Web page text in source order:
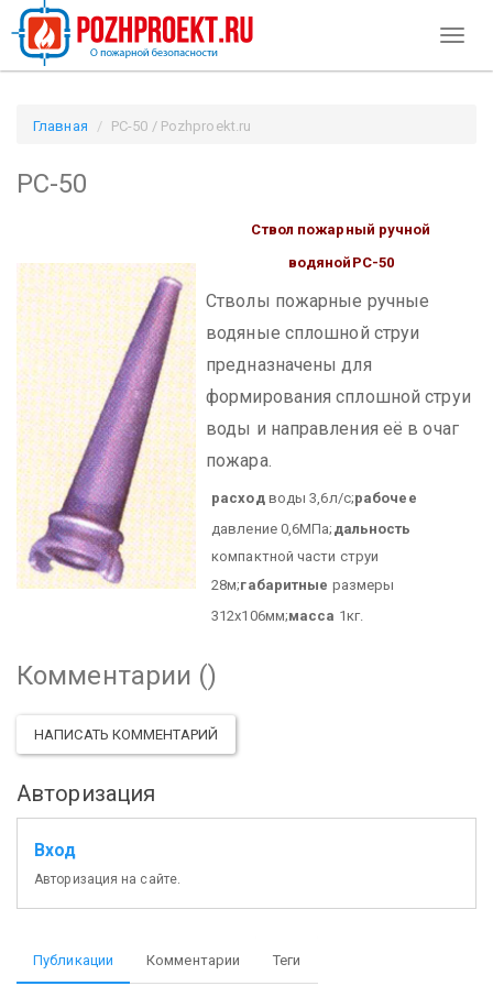
Главная РС-50 / Pozhproekt.ru
РС-50
Ствол пожарный ручной
водяной РС-50
Стволы пожарные ручные
водяные сплошной струи
предназначены для
формирования сплошной струи
воды и направления её в очаг
пожара.
расходводы 3,6л/с;рабочее
давление 0,6МПа; дальность
компактной части струи
28м;габаритные размеры
312х106мм;масса 1кг.
Комментарии ()
НАПИСАТЬ КОММЕНТАРИЙ
Авторизация
Вход
Авторизация на сайте.
Публикации Комментарии Теги